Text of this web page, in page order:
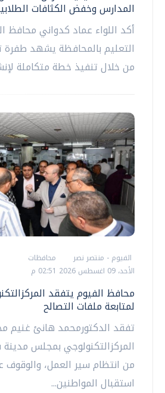
المدارس وخفض الكثافات
أكد اللواء عماد كدواني محافظ
التعليم بالمحافظة يشهد طفرة
من خلال تنفيذ خطة متكاملة
الفيوم - منتصر نصر
محافظات
الأحد، 09 اغسطس 2026 02:51 م
محافظ الفيوم يتفقد
لمتابعة ملفات التصالح
تفقد الدكتورمحمد هانئ غنيم
المركزالتكنولوجي بمجلس
من انتظام سير العمل، والوقوف
استقبال المواطنين...